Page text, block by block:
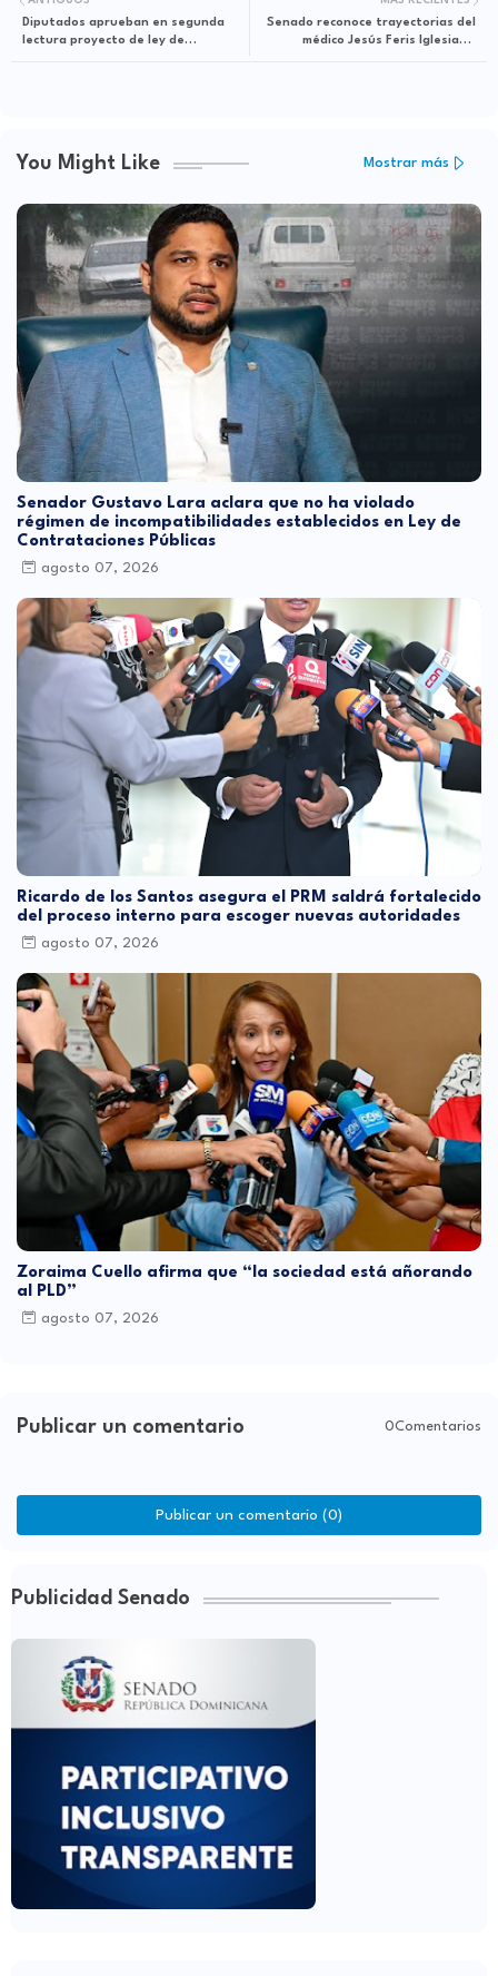
Senado reconoce trayectorias del
médico Jesús Feris Iglesias y
Diputados aprueban en segunda
lectura proyecto de ley de
You Might Like Mostrar más
Senador Gustavo Lara aclara que no ha violado
régimen de incompatibilidades establecidos en Ley de
Contrataciones Públicas
agosto 07, 2026
Ricardo de los Santos asegura el PRM saldrá fortalecido
del proceso interno para escoger nuevas autoridades
agosto 07, 2026
Zoraima Cuello afirma que “la sociedad está añorando
al PLD”
agosto 07, 2026
Publicar un comentario 0Comentarios
Publicar un comentario (0)
Publicidad Senado